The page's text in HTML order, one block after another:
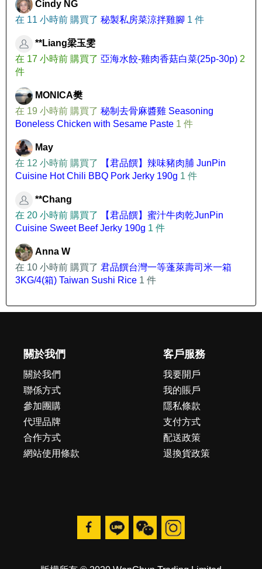
Cindy NG
在 11 小時前 購買了 秘製私房菜涼拌雞腳 1 件
**Liang梁玉雯
在 17 小時前 購買了 亞海水餃-雞肉香菇白菜(25p-30p) 2
件
MONICA樊
在 19 小時前 購買了 秘制去骨麻醬雞 Seasoning
Boneless Chicken with Sesame Paste 1 件
May
在 12 小時前 購買了
【君品饌】辣味豬肉脯 JunPin
Cuisine Hot Chili BBQ Pork Jerky 190g 1 件
**Chang
在 20 小時前 購買了
【君品饌】蜜汁牛肉乾JunPin
Cuisine Sweet Beef Jerky 190g 1 件
Anna W
在 10 小時前 購買了 君品饌台灣一等蓬萊壽司米一箱
3KG/4(箱) Taiwan Sushi Rice 1 件
關於我們
關於我們
聯係方式
參加團購
代理品牌
合作方式
網站使用條款
客戶服務
我要開戶
我的賬戶
隱私條款
支付方式
配送政策
退換貨政策